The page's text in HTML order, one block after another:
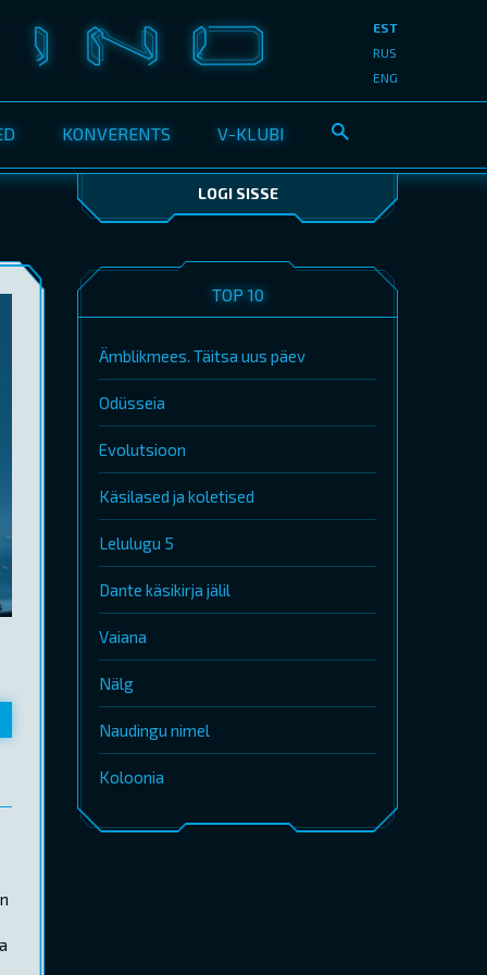
KONVERENTS V-KLUBI
EST
RUS
ENG
LOGI SISSE
TOP 10
Ämblikmees. Täitsa uus päev
Odüsseia
Evolutsioon
Käsilased ja koletised
Lelulugu 5
Dante käsikirja jälil
Vaiana
Nälg
Naudingu nimel
Koloonia